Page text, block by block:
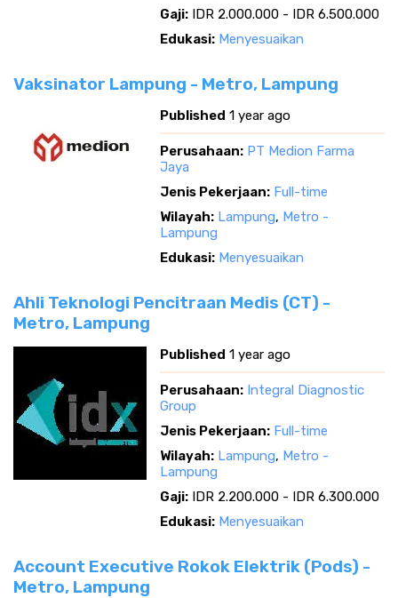
Gaji: IDR 2.000.000 - IDR 6.500.000
Edukasi: Menyesuaikan
Vaksinator Lampung - Metro, Lampung
Published 1 year ago
Perusahaan: PT Medion Farma
Jaya
Jenis Pekerjaan: Full-time
Wilayah: Lampung, Metro -
Lampung
Edukasi: Menyesuaikan
Ahli Teknologi Pencitraan Medis (CT) -
Metro, Lampung
Published 1 year ago
Perusahaan: Integral Diagnostic
Group
Jenis Pekerjaan: Full-time
Wilayah: Lampung, Metro -
Lampung
Gaji: IDR 2.200.000 - IDR 6.300.000
Edukasi: Menyesuaikan
Account Executive Rokok Elektrik (Pods) -
Metro, Lampung